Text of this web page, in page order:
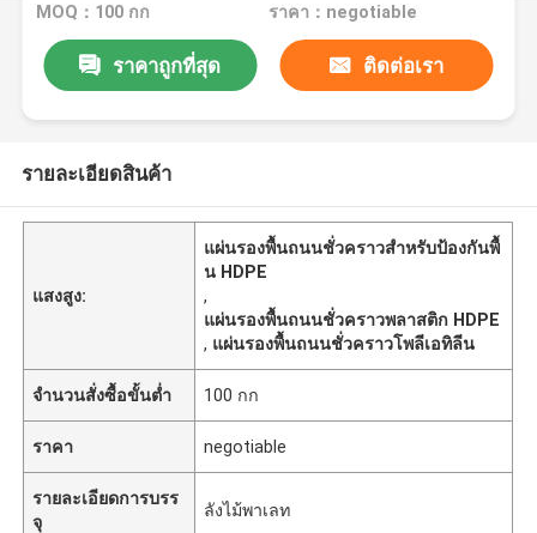
MOQ：100 กก ราคา：negotiable
ราคาถูกที่สุด ติดต่อเรา
รายละเอียดสินค้า
แสงสูง:
แผ่นรองพื้นถนนชั่วคราวสำหรับป้องกันพื้
น HDPE
,
แผ่นรองพื้นถนนชั่วคราวพลาสติก HDPE
, แผ่นรองพื้นถนนชั่วคราวโพลีเอทิลีน
จำนวนสั่งซื้อขั้นต่ำ 100 กก
ราคา negotiable
รายละเอียดการบรร
จุ
ลังไม้พาเลท